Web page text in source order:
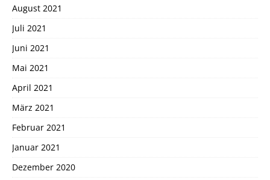
August 2021
Juli 2021
Juni 2021
Mai 2021
April 2021
März 2021
Februar 2021
Januar 2021
Dezember 2020